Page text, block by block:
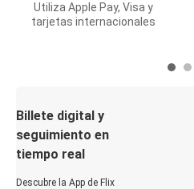
Utiliza Apple Pay, Visa y
tarjetas internacionales
Billete digital y
seguimiento en
tiempo real
Descubre la App de Flix